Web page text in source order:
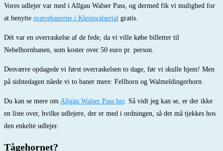
Vores udlejer var med i Allgau Walser Pass, og dermed fik vi mulighed for
at benytte svævebanerne i Kleinwalsertal gratis.
Dét var en overraskelse af de fede, da vi ville købe billetter til
Nebelhornbanen, som koster over 50 euro pr. person.
Desværre opdagede vi først overraskelsen to dage, før vi skulle hjem! Men
på sidstedagen nåede vi to baner mere: Fellhorn og Walmeldingerhorn.
Du kan se mere om Allgäu Walser Pass her. Så vidt jeg kan se, er der ikke
en liste over, hvilke udlejere, der er med i ordningen, så det må tjekkes hos
den enkelte udlejer.
Tågehornet?